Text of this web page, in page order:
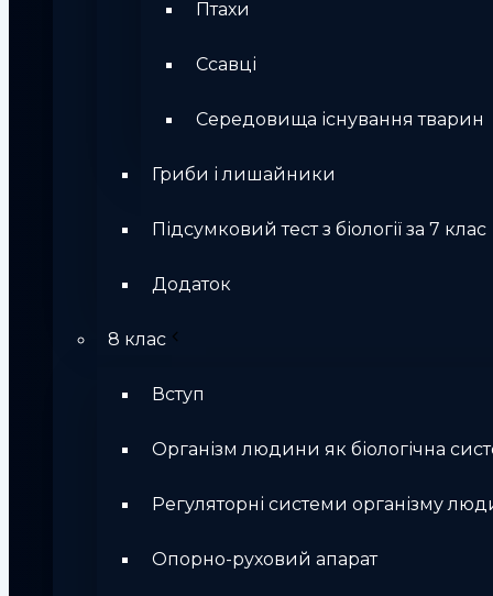
Птахи
Ссавці
Середовища існування тварин
Гриби і лишайники
Підсумковий тест з біології за 7 клас
Додаток
8 клас
Вступ
Організм людини як біологічна
Регуляторні системи організму
Опорно-руховий апарат